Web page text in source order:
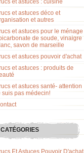
et astuces : cuisine
et astuces déco et
et autres
et astuces pour le ménage
de soude, vinaigre
savon de marseille
et astuces pouvoir d'achat
et astuces : produits de
et astuces santé- attention
suis pas médecin!
CATÉGORIES
Et Astuces Pouvoir D'achat